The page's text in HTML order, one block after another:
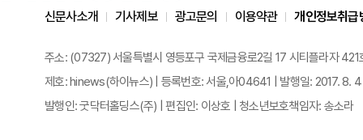
신문사소개 기사제보 광고문의 이용약관 개인정보취급
주소: (07327) 서울특별시 영등포구 국제금융로2길 17 시티플라자
제호: hinews(하이뉴스) | 등록번호: 서울,아04641 | 발행일: 2017. 8. 4
발행인: 굿닥터홀딩스(주) | 편집인: 이상호 | 청소년보호책임자: 송소라